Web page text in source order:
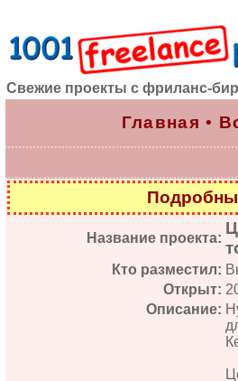
Свежие проекты с фриланс-
Главная •
Название проекта:
Кто разместил:
Открыт:
Описание: